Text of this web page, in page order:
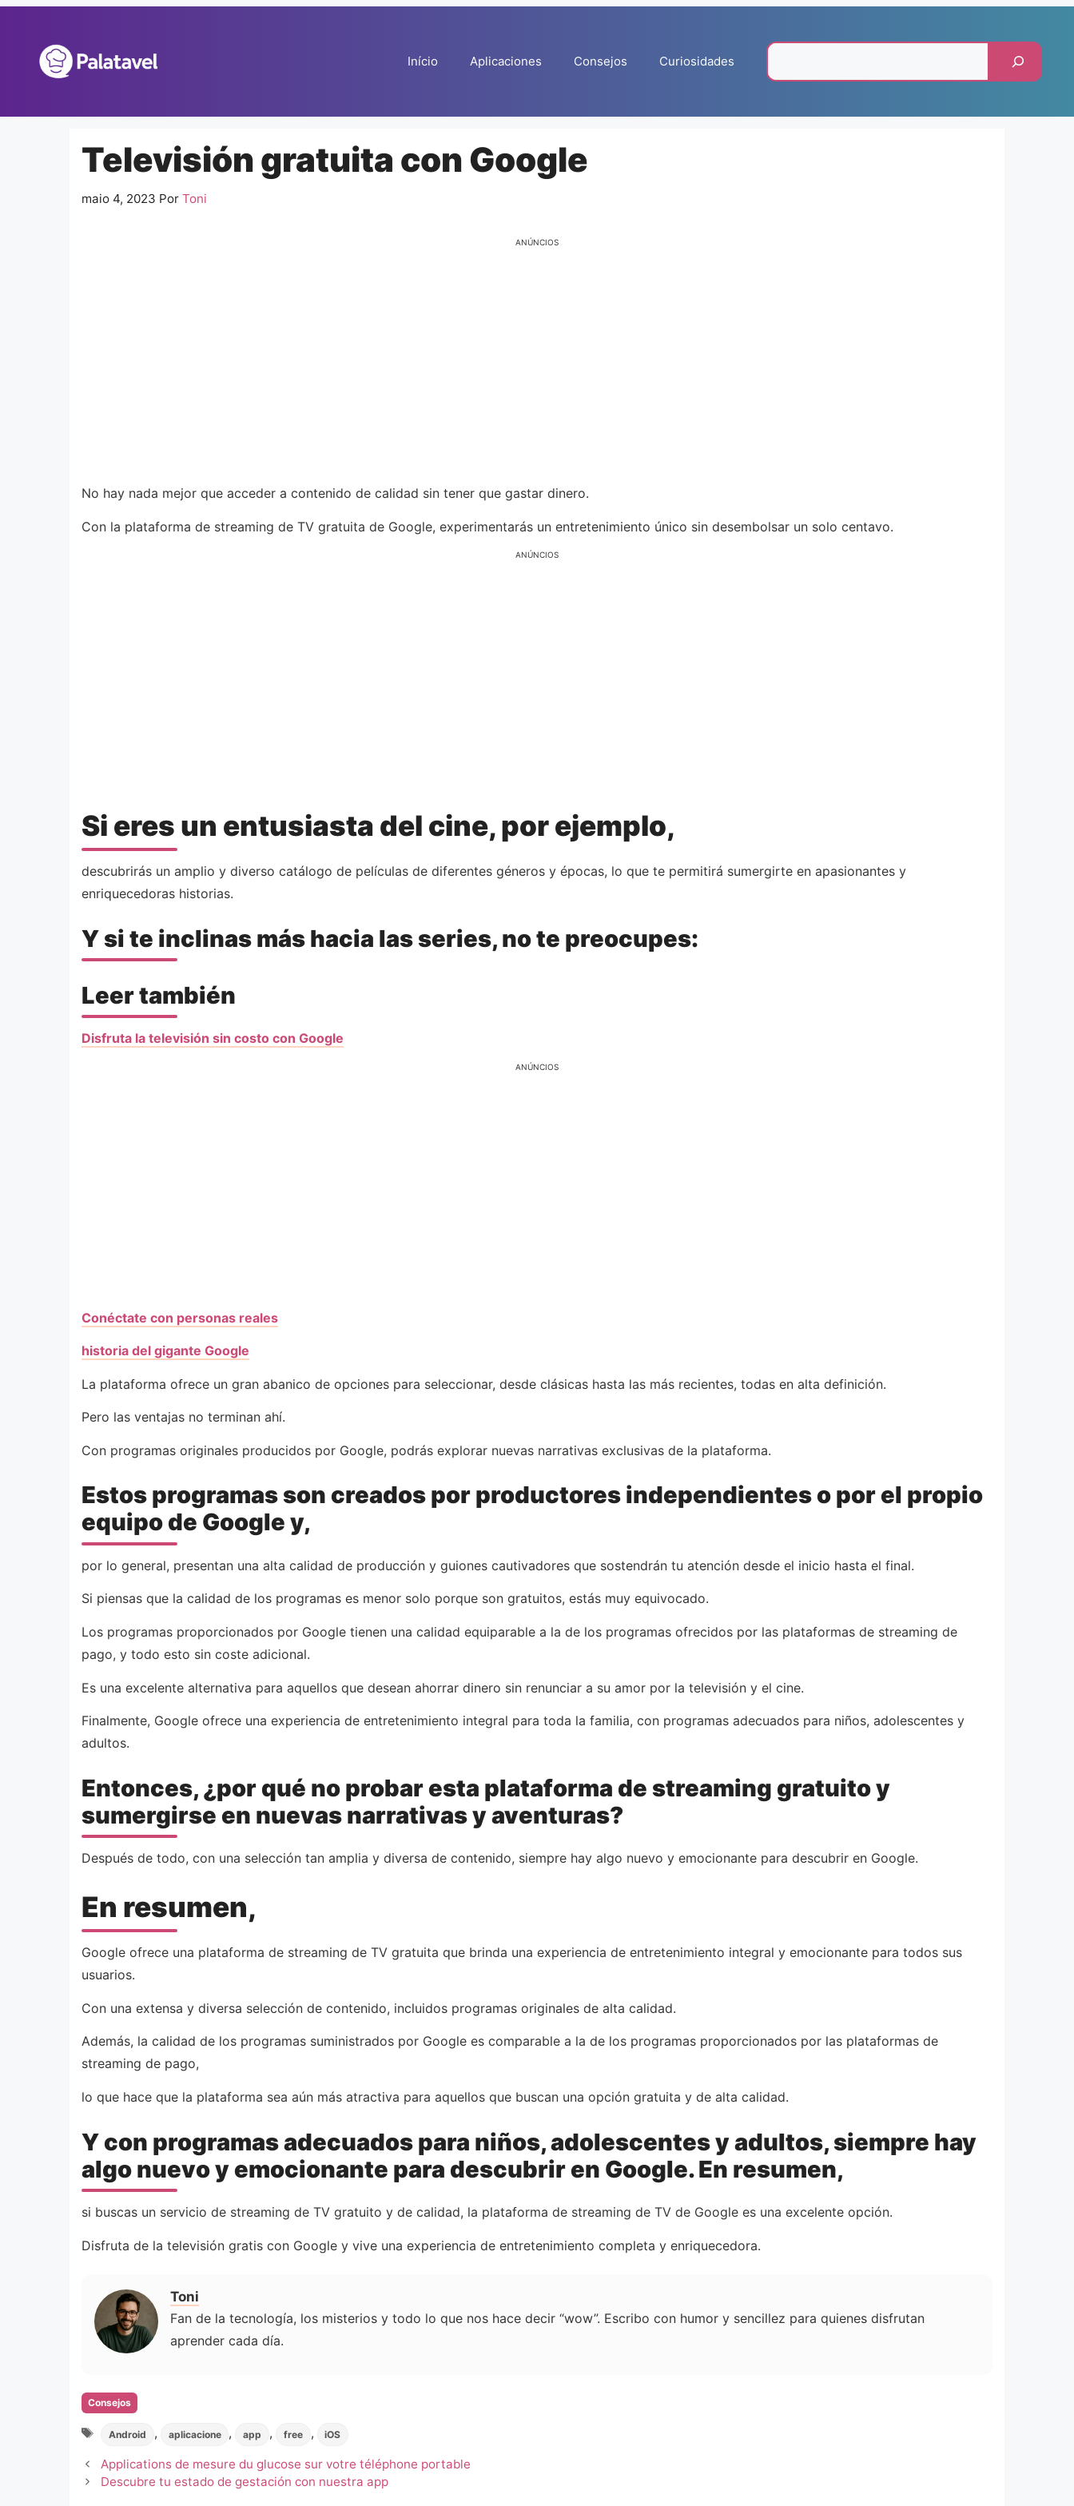
conteúdo
Início Aplicaciones Consejos Curiosidades
Televisión gratuita con Google
maio 4, 2023 Por Toni
ANÚNCIOS
No hay nada mejor que acceder a contenido de calidad sin tener que gastar dinero.
Con la plataforma de streaming de TV gratuita de Google, experimentarás un entretenimiento único sin desembolsar un solo centavo.
ANÚNCIOS
Si eres un entusiasta del cine, por ejemplo,
descubrirás un amplio y diverso catálogo de películas de diferentes géneros y épocas, lo que te permitirá sumergirte en apasionantes y
enriquecedoras historias.
Y si te inclinas más hacia las series, no te preocupes:
Leer también
Disfruta la televisión sin costo con Google
ANÚNCIOS
Conéctate con personas reales
historia del gigante Google
La plataforma ofrece un gran abanico de opciones para seleccionar, desde clásicas hasta las más recientes, todas en alta definición.
Pero las ventajas no terminan ahí.
Con programas originales producidos por Google, podrás explorar nuevas narrativas exclusivas de la plataforma.
Estos programas son creados por productores independientes o por el propio
equipo de Google y,
por lo general, presentan una alta calidad de producción y guiones cautivadores que sostendrán tu atención desde el inicio hasta el final.
Si piensas que la calidad de los programas es menor solo porque son gratuitos, estás muy equivocado.
Los programas proporcionados por Google tienen una calidad equiparable a la de los programas ofrecidos por las plataformas de streaming de
pago, y todo esto sin coste adicional.
Es una excelente alternativa para aquellos que desean ahorrar dinero sin renunciar a su amor por la televisión y el cine.
Finalmente, Google ofrece una experiencia de entretenimiento integral para toda la familia, con programas adecuados para niños, adolescentes y
adultos.
Entonces, ¿por qué no probar esta plataforma de streaming gratuito y
sumergirse en nuevas narrativas y aventuras?
Después de todo, con una selección tan amplia y diversa de contenido, siempre hay algo nuevo y emocionante para descubrir en Google.
En resumen,
Google ofrece una plataforma de streaming de TV gratuita que brinda una experiencia de entretenimiento integral y emocionante para todos sus
usuarios.
Con una extensa y diversa selección de contenido, incluidos programas originales de alta calidad.
Además, la calidad de los programas suministrados por Google es comparable a la de los programas proporcionados por las plataformas de
streaming de pago,
lo que hace que la plataforma sea aún más atractiva para aquellos que buscan una opción gratuita y de alta calidad.
Y con programas adecuados para niños, adolescentes y adultos, siempre hay
algo nuevo y emocionante para descubrir en Google. En resumen,
si buscas un servicio de streaming de TV gratuito y de calidad, la plataforma de streaming de TV de Google es una excelente opción.
Disfruta de la televisión gratis con Google y vive una experiencia de entretenimiento completa y enriquecedora.
Toni
Fan de la tecnología, los misterios y todo lo que nos hace decir “wow”. Escribo con humor y sencillez para quienes disfrutan
aprender cada día.
Categorias
Consejos
Tags
Android , aplicacione , app , free , iOS
Applications de mesure du glucose sur votre téléphone portable
Descubre tu estado de gestación con nuestra app